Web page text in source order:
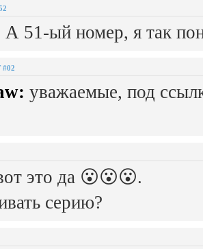
А 51-ый номер, я так
#02
уважаемые, под
это да 😮😮😮.
серию?